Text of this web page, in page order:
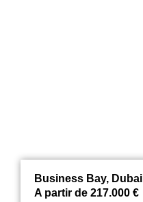
Business Bay, Dubai
A partir de 217.000 €